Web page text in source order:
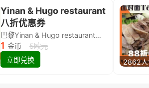
Yinan & Hugo restaurant
八折优惠券
巴黎Yinan & Hugo restaurant除简餐类全场8折
1 金币
5欧元
立即兑换
2862